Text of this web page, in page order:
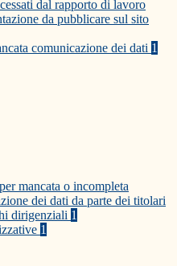
dal rapporto di lavoro
da pubblicare sul sito
comunicazione dei dati 1
mancata o incompleta
dei dati da parte dei titolari
dirigenziali 1
1